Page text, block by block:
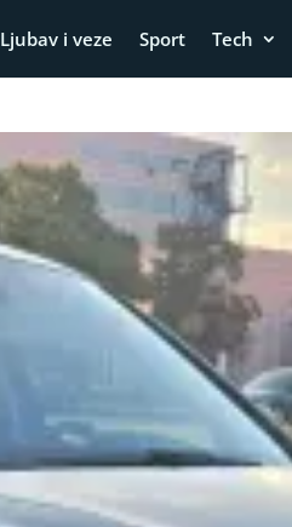
Ljubav i veze Sport Tech